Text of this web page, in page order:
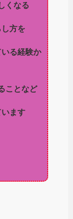
くなる
方を
る経験か
ことなど
ます